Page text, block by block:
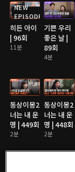
NEW
EPISODE
히든 아이
| 96회
11분
기쁜 우리
좋은 날 |
89회
4분
동상이몽2
너는 내 운
명 | 449회
2분
동상이몽2
너는 내 운
명 | 448회
2분